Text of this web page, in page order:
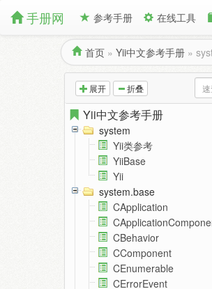
手册网 参考手册 在线工具
首页 » Yii中文参考手册 »
展开 折叠
Yii中文参考手册
system
Yii类参考
YiiBase
Yii
system.base
CApplication
CBehavior
CComponent
CEnumerable
CErrorEvent